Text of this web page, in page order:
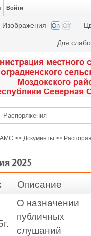
Войти
Изображения
Для
АМС >> Документы >>
2025
Описание
О назначении
публичных
слушаний